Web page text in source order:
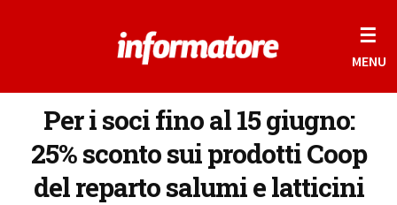
☰
MENU
Per i soci fino al 15 giugno:
25% sconto sui prodotti Coop
del reparto salumi e latticini